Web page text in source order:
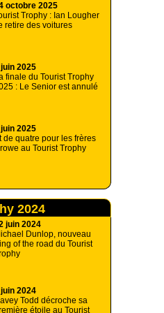
octobre 2025
Trophy : Ian Lougher
retire des voitures
2025
finale du Tourist Trophy
: Le Senior est annulé
2025
de quatre pour les frères
au Tourist Trophy
2024
juin 2024
Dunlop, nouveau
of the road du Tourist
2024
Todd décroche sa
étoile au Tourist